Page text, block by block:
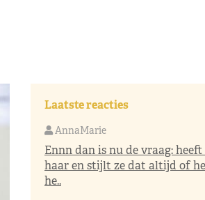
Laatste reacties
AnnaMarie
Ennn dan is nu de vraag:
haar en stijlt ze dat altijd of
he..